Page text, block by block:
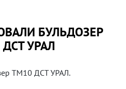
БУЛЬДОЗЕР
УРАЛ
ТМ10 ДСТ УРАЛ.